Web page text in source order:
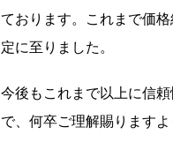
ております。これまで価
定に至りました。
今後もこれまで以上に信
で、何卒ご理解賜りますよ